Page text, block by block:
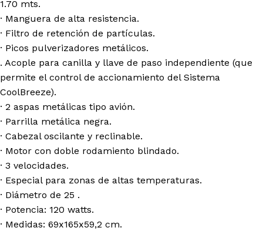
1.70 mts.
· Manguera de alta resistencia.
· Filtro de retención de partículas.
· Picos pulverizadores metálicos.
. Acople para canilla y llave de paso independiente (que
permite el control de accionamiento del Sistema
CoolBreeze).
· 2 aspas metálicas tipo avión.
· Parrilla metálica negra.
· Cabezal oscilante y reclinable.
· Motor con doble rodamiento blindado.
· 3 velocidades.
· Especial para zonas de altas temperaturas.
· Diámetro de 25 .
· Potencia: 120 watts.
· Medidas: 69x165x59,2 cm.